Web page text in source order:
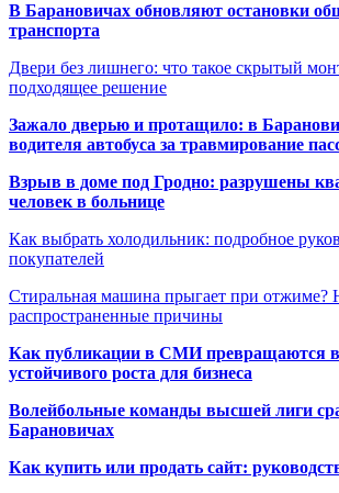
В Барановичах обновляют остановки
транспорта
Двери без лишнего: что такое скрытый
подходящее решение
Зажало дверью и протащило: в
водителя автобуса за травмирование
Взрыв в доме под Гродно: разрушены
человек в больнице
Как выбрать холодильник: подробное
покупателей
Стиральная машина прыгает при отжиме?
распространенные причины
Как публикации в СМИ превращаются в
устойчивого роста для бизнеса
Волейбольные команды высшей лиги
Барановичах
Как купить или продать сайт: